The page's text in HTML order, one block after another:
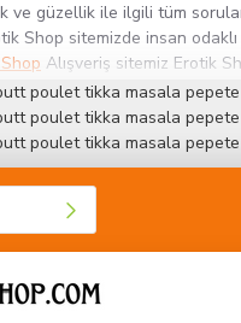
güzellik ile ilgili tüm
Shop sitemizde insan
Alışveriş sitemiz Erotik
en geniş ürün
becerileri ile kendisine
poulet tikka masala
poulet tikka masala
poulet tikka masala